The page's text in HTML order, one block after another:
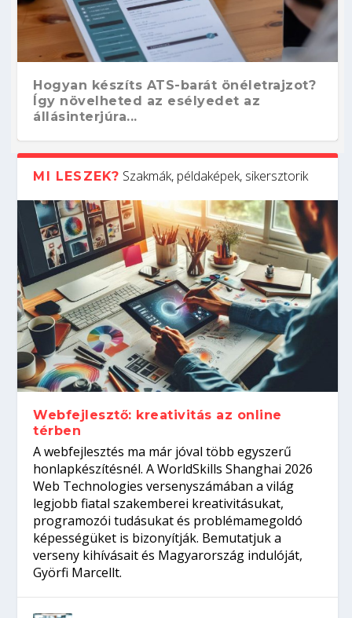
Hogyan készíts ATS-barát önéletrajzot?
Így növelheted az esélyedet az
állásinterjúra...
Kitalálod, mire használják ezeket a
gépeket?
Nem sikerült az egyetemi felvételi?
Tanulj szakmát!
Szoftverfejlesztő: verseny kódban –
amikor néhány sor program dönti el a
világversenyt...
Digitális detox – hogyan kapcsolódj ki
telefon nélkül?
MI LESZEK? Szakmák, példaképek, sikersztorik
Webfejlesztő: kreativitás az online
térben
A webfejlesztés ma már jóval több egyszerű
honlapkészítésnél. A WorldSkills Shanghai 2026
Web Technologies versenyszámában a világ
legjobb fiatal szakemberei kreativitásukat,
programozói tudásukat és problémamegoldó
képességüket is bizonyítják. Bemutatjuk a
verseny kihívásait és Magyarország indulóját,
Györfi Marcellt.